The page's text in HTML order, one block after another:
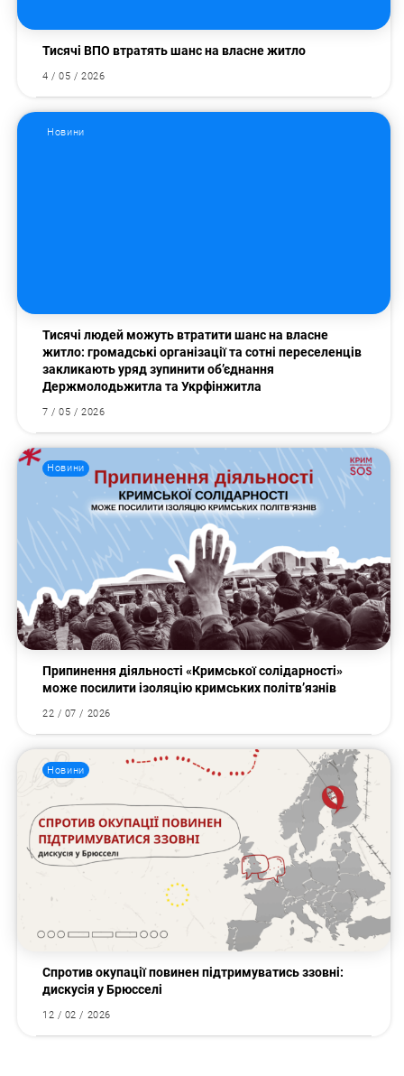
Тисячі ВПО втратять шанс на власне житло
4 / 05 / 2026
Новини
Тисячі людей можуть втратити шанс на власне
житло: громадські організації та сотні переселенців
закликають уряд зупинити об’єднання
Держмолодьжитла та Укрфінжитла
7 / 05 / 2026
Новини
Припинення діяльності «Кримської солідарності»
може посилити ізоляцію кримських політв’язнів
22 / 07 / 2026
Новини
Спротив окупації повинен підтримуватись ззовні:
дискусія у Брюсселі
12 / 02 / 2026